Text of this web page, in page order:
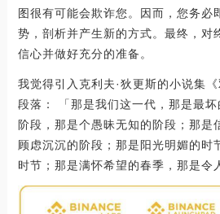
图很有可能会欺诈您。因而，您务必
势，剖析并产生新的方式。最终，对
信心并做好充分的准备。
我觉得引入克利夫·狄更斯的小说集
段落： 「那是我们这一代，那是最
阶段，那是个愚昧无知的阶段；那是
顾虑沉沉的阶段；那是阳光明媚的时
时节；那是满怀希望的春季，那是令